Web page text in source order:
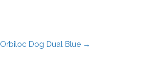
Orbiloc Dog Dual Blue →